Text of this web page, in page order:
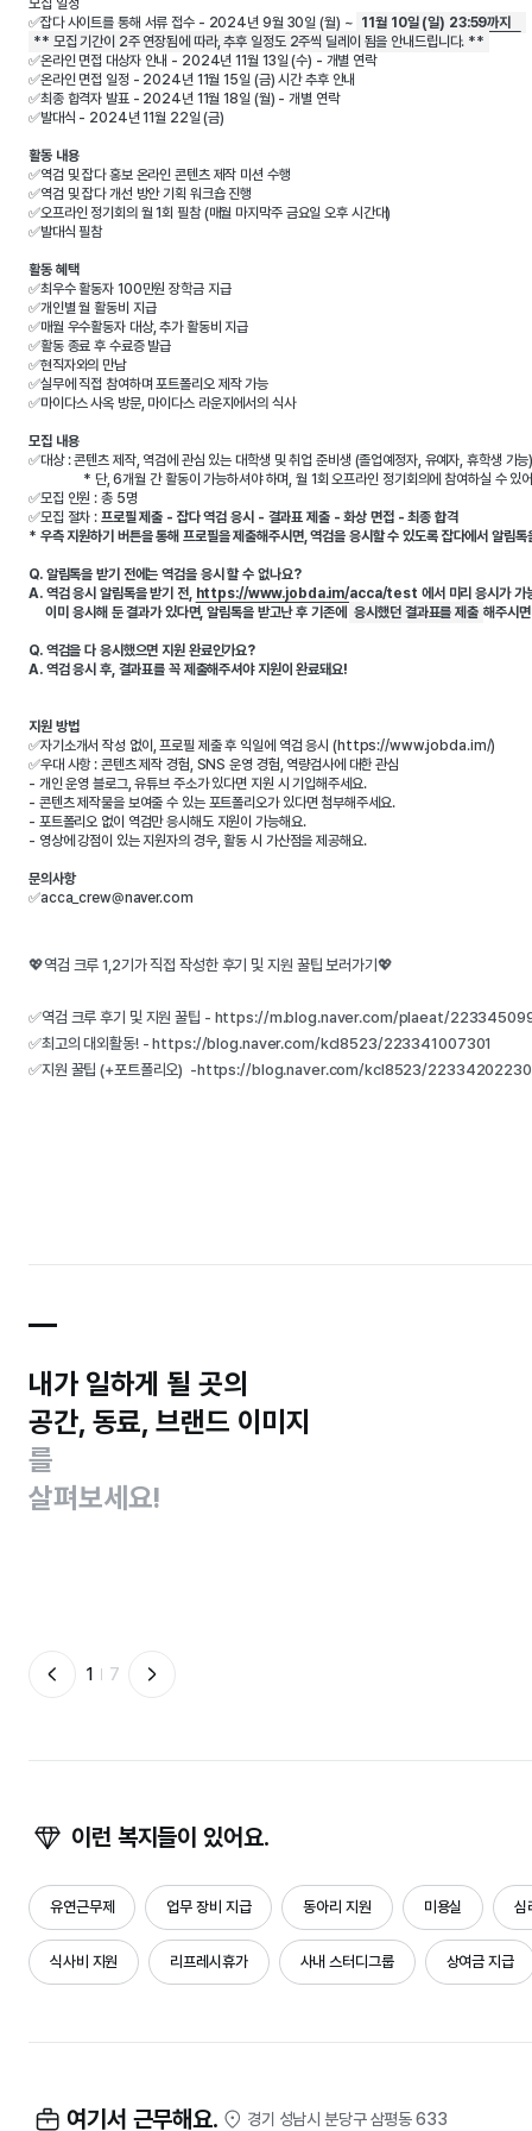
모집 일정
✅잡다 사이트를 통해 서류 접수 - 2024년 9월 30일 (월) ~ 11월 10일 (일) 23:59까지
** 모집 기간이 2주 연장됨에 따라, 추후 일정도 2주씩 딜레이 됨을 안내드립니다. **
✅온라인 면접 대상자 안내 - 2024년 11월 13일 (수) - 개별 연락
✅온라인 면접 일정 - 2024년 11월 15일 (금) 시간 추후 안내
✅최종 합격자 발표 - 2024년 11월 18일 (월) - 개별 연락
✅발대식 - 2024년 11월 22일 (금)
활동 내용
✅역검 및 잡다 홍보 온라인 콘텐츠 제작 미션 수행
✅역검 및 잡다 개선 방안 기획 워크숍 진행
✅오프라인 정기회의 월 1회 필참 (매월 마지막주 금요일 오후 시간대)
활동 혜택
✅최우수 활동자 100만원 장학금 지급
✅개인별 월 활동비 지급
✅매월 우수활동자 대상, 추가 활동비 지급
✅활동 종료 후 수료증 발급
✅현직자와의 만남
✅실무에 직접 참여하며 포트폴리오 제작 가능
✅마이다스 사옥 방문, 마이다스 라운지에서의 식사
모집 내용
✅대상 : 콘텐츠 제작, 역검에 관심 있는 대학생 및 취업 준비생 (졸업예정자, 유예자, 휴학생 가능
✅모집 인원 : 총 5명
✅모집 절차 : 프로필 제출 - 잡다 역검 응시 - 결과표 제출 - 화상 면접 - 최종 합격
* 우측 지원하기 버튼을 통해 프로필을 제출해주시면, 역검을 응시할 수 있도록 잡다에서 알림
Q. 알림톡을 받기 전에는 역검을 응시 할 수 없나요?
A. 역검 응시 알림톡을 받기 전, https://www.jobda.im/acca/test 에서 미리 응시가 가
     이미 응시해 둔 결과가 있다면, 알림톡을 받고난 후 기존에
응시했던 결과표를 제출 해주시
Q. 역검을 다 응시했으면 지원 완료인가요?
A. 역검 응시 후, 결과표를 꼭 제출해주셔야 지원이 완료돼요!
지원 방법
✅자기소개서 작성 없이, 프로필 제출 후 익일에 역검 응시 (https://www.jobda.im/)
✅우대 사항 : 콘텐츠 제작 경험, SNS 운영 경험, 역량검사에 대한 관심
- 개인 운영 블로그, 유튜브 주소가 있다면 지원 시 기입해주세요.
- 콘텐츠 제작물을 보여줄 수 있는 포트폴리오가 있다면 첨부해주세요.
- 포트폴리오 없이 역검만 응시해도 지원이 가능해요.
문의사항
✅acca_crew@naver.com
💖역검 크루 1,2기가 직접 작성한 후기 및 지원 꿀팁 보러가기💖
✅역검 크루 후기 및 지원 꿀팁 - https://m.blog.naver.com/plaeat/
✅최고의 대외활동! - https://blog.naver.com/kcl8523/223341007301
✅지원 꿀팁 (+포트폴리오)  -https://blog.naver.com/kcl8523/
내가 일하게 될 곳의
공간, 동료, 브랜드 이미지
를
살펴보세요!
1 7
이런 복지들이 있어요.
유연근무제 업무 장비 지급 동아리 지원 미용실 심
식사비 지원 리프레시휴가 사내 스터디그룹 상여금 지급
여기서 근무해요. 경기 성남시 분당구 삼평동 633